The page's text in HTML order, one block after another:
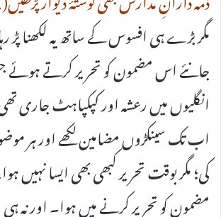
مگر بڑے ہی افسوس کے ساتھ یہ لکھنا پڑ
جانئے اس مضمون کو تحریر کرتے
انگلیوں میں رعشہ اور کپکپاہٹ
اب تک سینکڑوں مضامین لکھے اور ہر
کی؛ مگر بوقت تحریر کبھی بھی ایسا نہیں
مضمون کو تحریر کرنے میں ہوا۔ اور نہ